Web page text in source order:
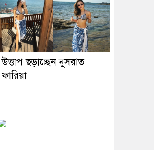
উত্তাপ ছড়াচ্ছেন নুসরাত
ফারিয়া